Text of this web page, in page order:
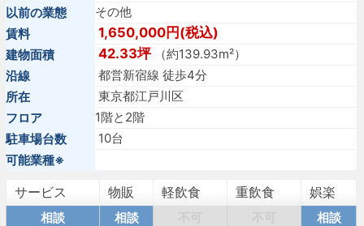
以前の業態
その他
賃料
1,650,000円(税込)
建物面積 42.33坪（約139.93m²）
沿線
都営新宿線 徒歩4分
所在
東京都江戸川区
フロア
1階と2階
駐車場台数
10台
可能業種※
サービス 物販 軽飲食 重飲食 娯楽
相談 相談 相談